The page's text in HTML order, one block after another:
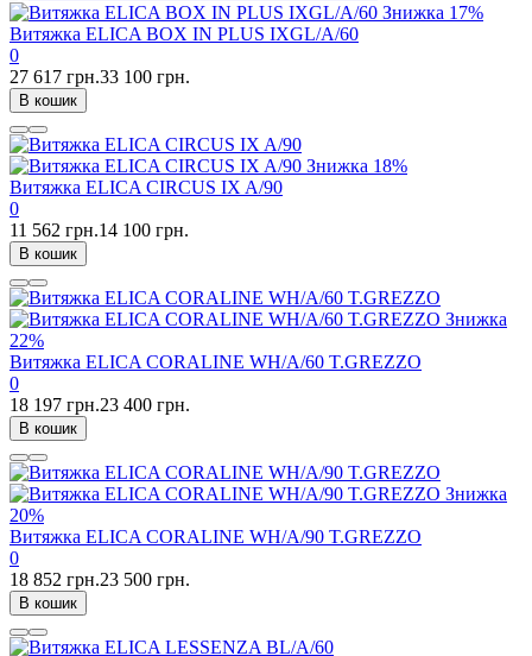
Знижка 17%
Витяжка ELICA BOX IN PLUS IXGL/A/60
0
27 617 грн.33 100 грн.
В кошик
Знижка 18%
Витяжка ELICA CIRCUS IX A/90
0
11 562 грн.14 100 грн.
В кошик
Знижка
22%
Витяжка ELICA CORALINE WH/A/60 T.GREZZO
0
18 197 грн.23 400 грн.
В кошик
Знижка
20%
Витяжка ELICA CORALINE WH/A/90 T.GREZZO
0
18 852 грн.23 500 грн.
В кошик